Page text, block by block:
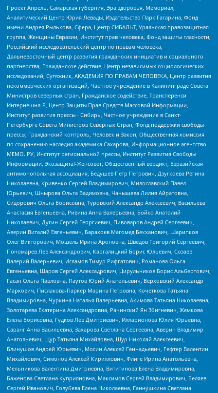
Проект Апрель, Самарская губерния, Эра здоровья, Мемориал,
Аналитический Центр Юрия Левады, Издательство Парк Гагарина, Фонд
имени Андрея Рылькова, Сфера, Центр СИБАЛЬТ, Уральская правозащитная
группа, Женщины Евразии, Институт прав человека, Фонд защиты гласности,
Российский исследовательский центр по правам человека,
Дальневосточный центр развития гражданских инициатив и социального
партнерства, Гражданское действие, Центр независимых социологических
исследований, Сутяжник, АКАДЕМИЯ ПО ПРАВАМ ЧЕЛОВЕКА, Центр развития
некоммерческих организаций, Частное учреждение в Калининграде Совета
Министров северных стран, Гражданское содействие, Трансперенси
Интернешнл-Р, Центр Защиты Прав Средств Массовой Информации,
Институт развития прессы - Сибирь, Частное учреждение в Санкт-
Петербурге Совета Министров Северных Стран, Фонд поддержки свободы
прессы, Гражданский контроль, Человек и Закон, Общественная комиссия
по сохранению наследия академика Сахарова, Информационное агентство
МЕМО. РУ, Институт региональной прессы, Институт Развития Свободы
Информации, Экозащита!-Женсовет, Общественный вердикт, Евразийская
антимонопольная ассоциация, Бедушев Петр Петрович, Дзугкоева Регина
Николаевна, Кривенко Сергей Владимирович, Милославский Павел
Юрьевич, Шнырова Ольга Вадимовна, Чанышева Лилия Айратовна,
Сидорович Ольга Борисовна, Туровский Александр Алексеевич, Васильева
Анастасия Евгеньевна, Ривина Анна Валерьевна, Бойко Анатолий
Николаевич, Дугин Сергей Георгиевич, Пивоваров Андрей Сергеевич,
Аверин Виталий Евгеньевич, Барахоев Магомед Бекханович, Шарипков
Олег Викторович, Мошель Ирина Ароновна, Шведов Григорий Сергеевич,
Пономарев Лев Александрович, Каргалицкий Борис Юльевич, Созаев
Валерий Валерьевич, Исламов Тимур Рифгатович, Романова Ольга
Евгеньевна, Щаров Сергей Алексадрович, Цирульников Борис Альбертович,
Гасан Ольга Павловна, Паутов Юрий Анатольевич, Верховский Александр
Маркович, Пислакова-Паркер Марина Петровна, Кочеткова Татьяна
Владимировна, Чуркина Наталья Валерьевна, Акимова Татьяна Николаевна,
Золотарева Екатерина Александровна, Рачинский Ян Збигневич, Жемкова
Елена Борисовна, Гудков Лев Дмитриевич, Илларионова Юлия Юрьевна,
Саранг Анна Васильевна, Захарова Светлана Сергеевна, Аверин Владимир
Анатольевич, Щур Татьяна Михайловна, Щур Николай Алексеевич,
Блинушов Андрей Юрьевич, Мосин Алексей Геннадьевич, Гефтер Валентин
Михайлович, Симонов Алексей Кириллович, Флиге Ирина Анатольевна,
Мельникова Валентина Дмитриевна, Вититинова Елена Владимировна,
Баженова Светлана Куприяновна, Максимов Сергей Владимирович, Беляев
Сергей Иванович, Голубева Елена Николаевна, Ганнушкина Светлана